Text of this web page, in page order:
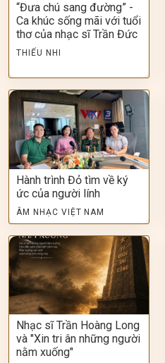
“Đưa chú sang đường” -
Ca khúc sống mãi với tuổi
thơ của nhạc sĩ Trần Đức
THIẾU NHI
Hành trình Đỏ tìm về ký
ức của người lính
ÂM NHẠC VIỆT NAM
Nhạc sĩ Trần Hoàng Long
và "Xin tri ân những người
nằm xuống"